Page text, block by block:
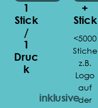
1
Stick
/
1
Druc
K
inklusive
+
Stick
<5000
Stiche
z.B.
Logo
auf
der